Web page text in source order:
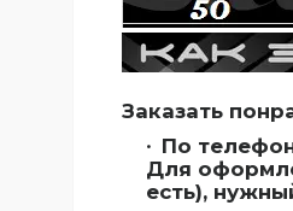
Заказать
По
Для
есть),